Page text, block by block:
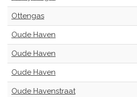
Ottengas
Oude Haven
Oude Haven
Oude Haven
Oude Havenstraat